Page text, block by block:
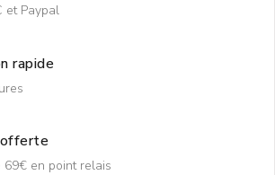
et Paypal
rapide
offerte
69€ en point relais